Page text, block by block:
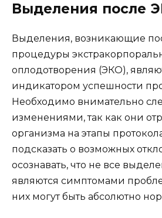
Выделения после
Выделения, возникающие
процедуры
оплодотворения (ЭКО),
индикатором успешности
Необходимо внимательно
изменениями, так как они
организма на этапы
подсказать о возможных
осознавать, что не все
являются симптомами
них могут быть абсолютно